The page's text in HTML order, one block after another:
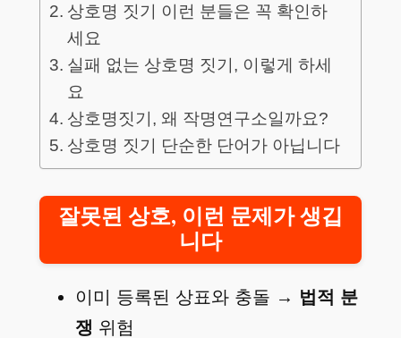
상호명 짓기 이런 분들은 꼭 확인하
세요
실패 없는 상호명 짓기, 이렇게 하세
요
상호명짓기, 왜 작명연구소일까요?
상호명 짓기 단순한 단어가 아닙니다
잘못된 상호, 이런 문제가 생깁
니다
이미 등록된 상표와 충돌 → 법적 분
쟁 위험